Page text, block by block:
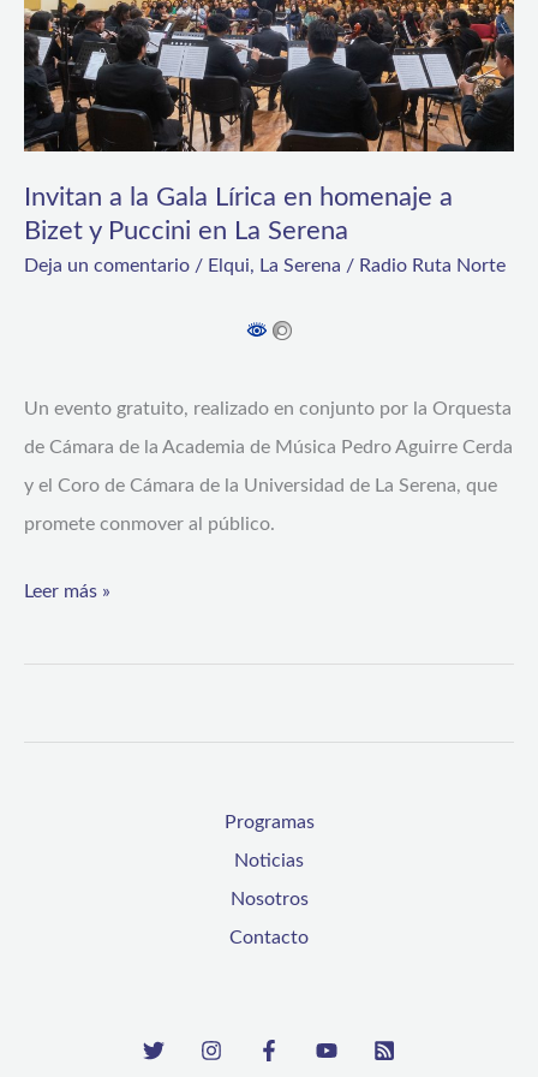
Invitan a la Gala Lírica en homenaje a
Bizet y Puccini en La Serena
Deja un comentario / Elqui, La Serena / Radio Ruta Norte
Un evento gratuito, realizado en conjunto por la Orquesta
de Cámara de la Academia de Música Pedro Aguirre Cerda
y el Coro de Cámara de la Universidad de La Serena, que
promete conmover al público.
en
homenaje
a
Bizet
y
Puccini
en
Leer más »
Programas
Noticias
Nosotros
Contacto